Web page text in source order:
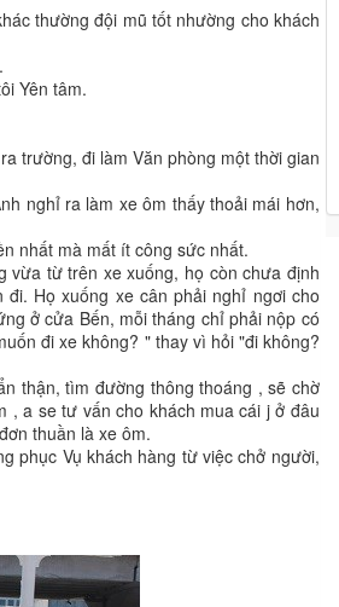
thường đội mũ tốt nhường cho khách
Yên tâm.
trường, đi làm Văn phòng một thời gian
nghỉ ra làm xe ôm thấy thoải mái hơn,
nhất mà mất ít công sức nhất.
vừa từ trên xe xuống, họ còn chưa định
Họ xuống xe cân phải nghỉ ngơi cho
ở cửa Bến, mỗi tháng chỉ phải nộp có
đi xe không? " thay vì hỏi "đi không?
thận, tìm đường thông thoáng , sẽ chờ
, a se tư vấn cho khách mua cái j ở đâu
thuần là xe ôm.
phục Vụ khách hàng từ việc chở người,